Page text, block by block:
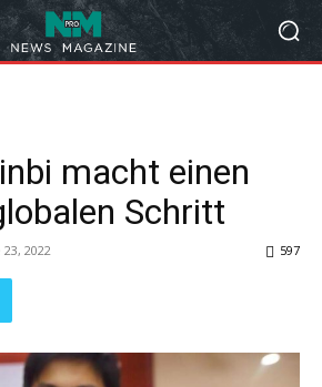
macht einen
Schritt
23, 2022 597